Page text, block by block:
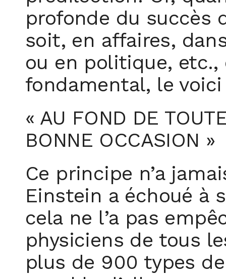
profonde du succès
soit, en affaires,
ou en politique,
fondamental, le voici
« AU FOND DE
BONNE OCCASION »
Ce principe n’a
Einstein a échoué à
cela ne l’a pas
physiciens de tous
plus de 900 types